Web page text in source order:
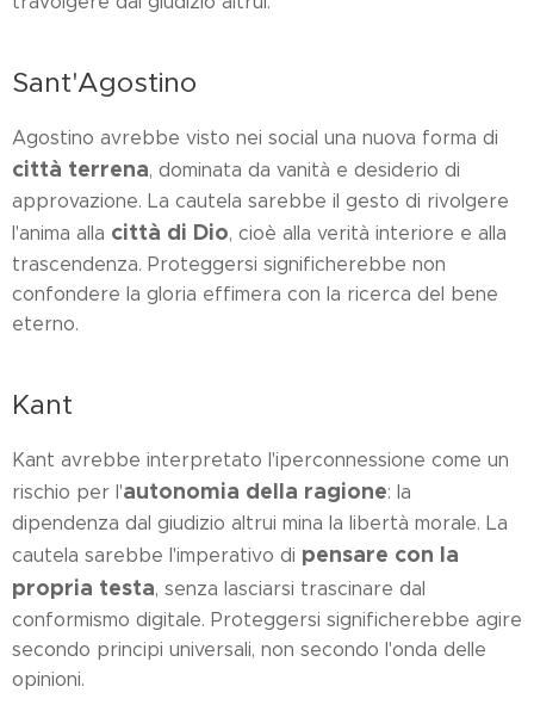
Sant'Agostino
Agostino avrebbe visto nei social una nuova forma di
città terrena, dominata da vanità e desiderio di
approvazione. La cautela sarebbe il gesto di rivolgere
l'anima alla città di Dio, cioè alla verità interiore e alla
trascendenza. Proteggersi significherebbe non
confondere la gloria effimera con la ricerca del bene
eterno.
Kant
Kant avrebbe interpretato l'iperconnessione come un
rischio per l'autonomia della ragione: la
dipendenza dal giudizio altrui mina la libertà morale. La
cautela sarebbe l'imperativo di pensare con la
propria testa, senza lasciarsi trascinare dal
conformismo digitale. Proteggersi significherebbe agire
secondo principi universali, non secondo l'onda delle
opinioni.